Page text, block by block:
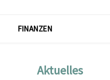
FINANZEN
Aktuelles